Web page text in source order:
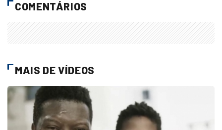
COMENTÁRIOS
MAIS DE VÍDEOS